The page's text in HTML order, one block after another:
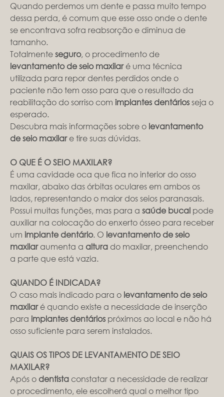
Quando perdemos um dente e passa muito tempo
dessa perda, é comum que esse osso onde o dente
se encontrava sofra reabsorção e diminua de
tamanho.
Totalmenteseguro, o procedimento de
levantamento de seio maxilaré uma técnica
utilizada para repor dentes perdidos onde o
paciente não tem osso para que o resultado da
reabilitação do sorriso com implantes dentáriosseja o
esperado.
Descubra mais informações sobre o levantamento
de seio maxilare tire suas dúvidas.
O QUE É O SEIO MAXILAR?
É uma cavidade oca que fica no interior do osso
maxilar, abaixo das órbitas oculares em ambos os
lados, representando o maior dos seios paranasais.
Possui muitas funções, mas para a saúde bucal pode
auxiliar na colocação do enxerto ósseo para receber
um implante dentário. O levantamento de seio
maxilaraumenta a altura do maxilar, preenchendo
a parte que está vazia.
QUANDO É INDICADA?
O caso mais indicado para o levantamento de seio
maxilaré quando existe a necessidade de inserção
para implantes dentários próximos ao local e não há
osso suficiente para serem instalados.
QUAIS OS TIPOS DE LEVANTAMENTO DE SEIO
MAXILAR?
Após o dentista constatar a necessidade de realizar
o procedimento, ele escolherá qual o melhor tipo